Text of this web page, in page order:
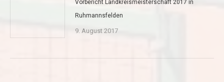
Vorbericht Landkreismeisterschaft 2017 in
Ruhmannsfelden
9. August 2017